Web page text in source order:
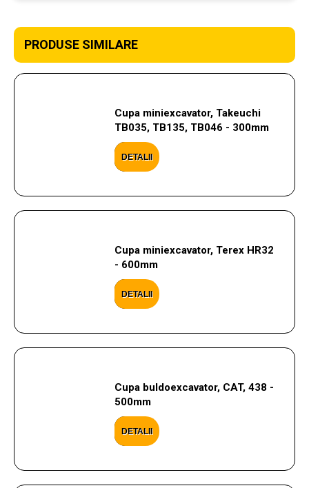
PRODUSE SIMILARE
Cupa miniexcavator, Takeuchi
TB035, TB135, TB046 - 300mm
DETALII
Cupa miniexcavator, Terex HR32
- 600mm
DETALII
Cupa buldoexcavator, CAT, 438 -
500mm
DETALII